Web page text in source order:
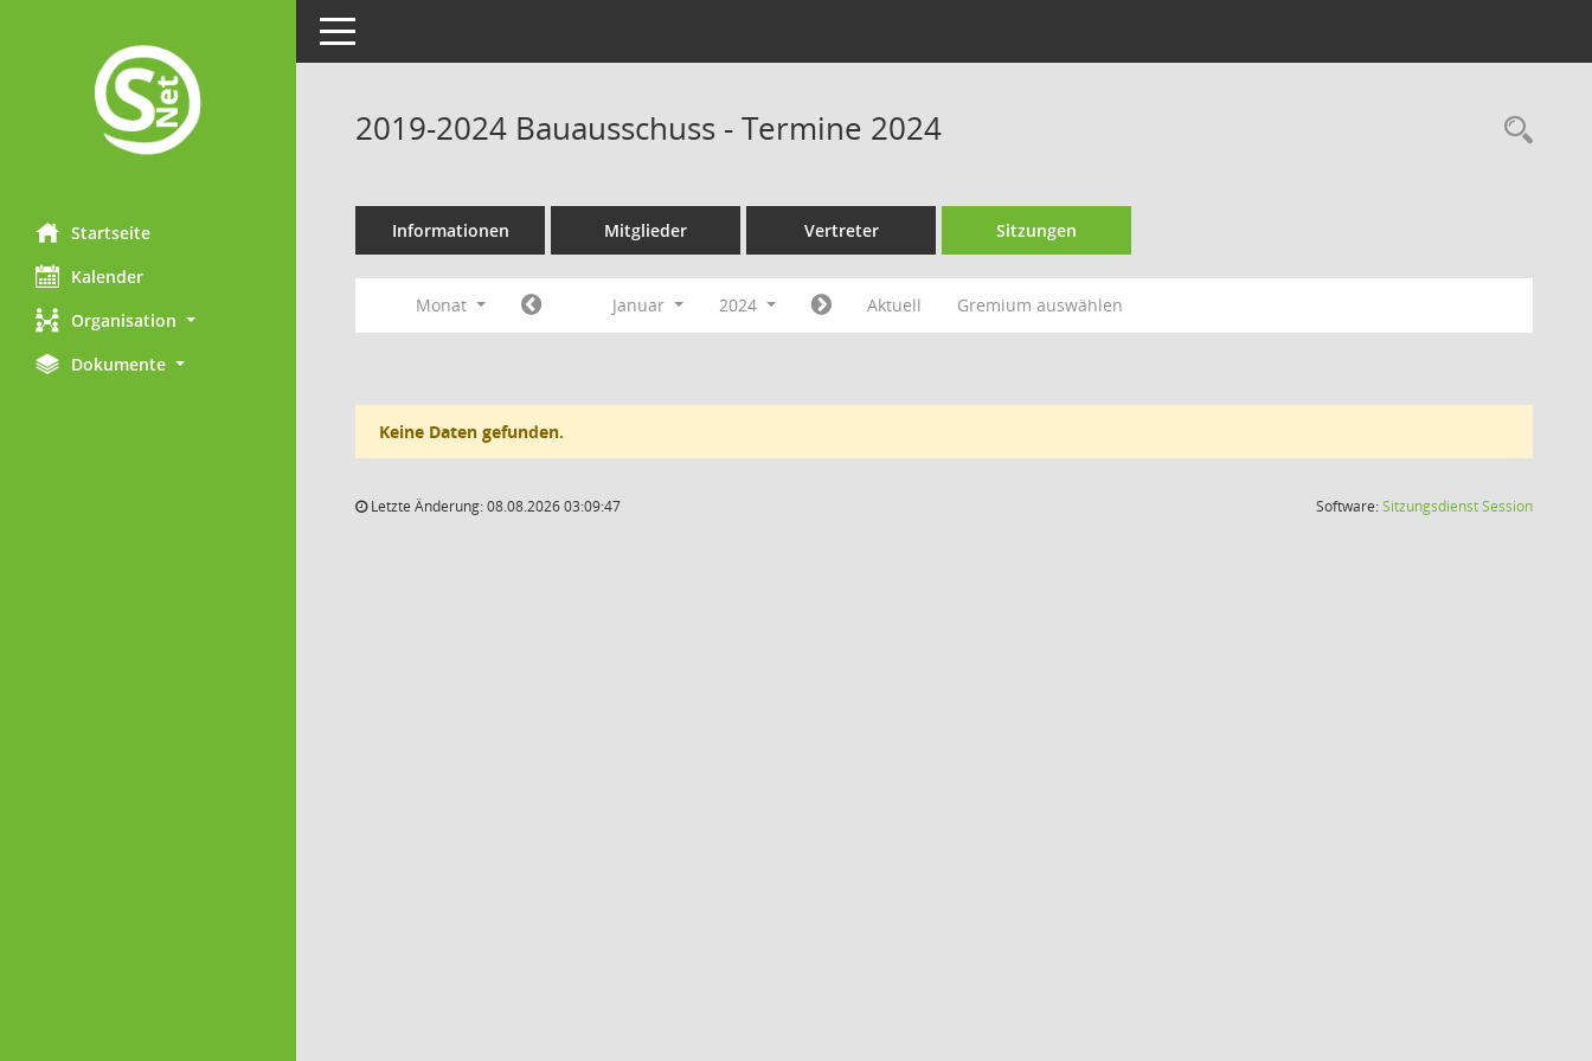
Startseite
Kalender
Organisation
Dokumente
Toggle navigation
2019-2024 Bauausschuss - Termine 2024
Informationen Mitglieder Vertreter Sitzungen
Monat Januar 2024 Aktuell Gremium auswählen
Keine Daten gefunden.
Letzte Änderung: 08.08.2026 03:09:47 Software:SitzungsdienstSession(Wird in